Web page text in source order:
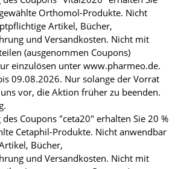
Orthomol-Produkte. Nicht
Artikel, Bücher,
und Versandkosten. Nicht mit
(ausgenommen Coupons)
einzulösen unter www.pharmeo.de.
09.08.2026. Nur solange der Vorrat
vor, die Aktion früher zu beenden.
Coupons "ceta20" erhalten Sie 20 %
Cetaphil-Produkte. Nicht anwendbar
Bücher,
und Versandkosten. Nicht mit